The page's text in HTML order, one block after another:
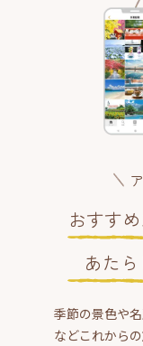
おすす
あた
季節の景色や
などこれから